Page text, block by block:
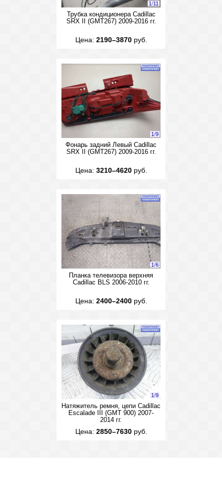
1/11
Трубка кондиционера Cadillac
SRX II (GMT267) 2009-2016 гг.
Цена: 2190–3870руб.
1/9
Фонарь задний Левый Cadillac
SRX II (GMT267) 2009-2016 гг.
Цена: 3210–4620руб.
1/6
Планка телевизора верхняя
Cadillac BLS 2006-2010 гг.
Цена: 2400–2400руб.
1/9
Натяжитель ремня, цепи Cadillac
Escalade III (GMT 900) 2007-
2014 гг.
Цена: 2850–7630руб.